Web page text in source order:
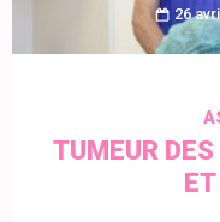
26
TUMEUR